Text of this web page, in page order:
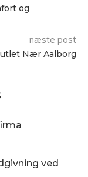
og
næste post
Nær Aalborg
ved